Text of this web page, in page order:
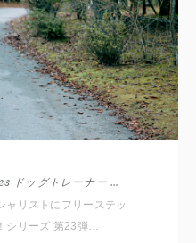
Dog Specialist Interview #23 ドッグトレーナー 丸屋由美子さん
ャリストにフリーステッ
シリーズ 第23弾